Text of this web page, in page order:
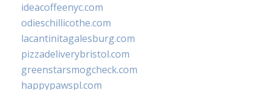
ideacoffeenyc.com
odieschillicothe.com
lacantinitagalesburg.com
pizzadeliverybristol.com
greenstarsmogcheck.com
happypawspl.com